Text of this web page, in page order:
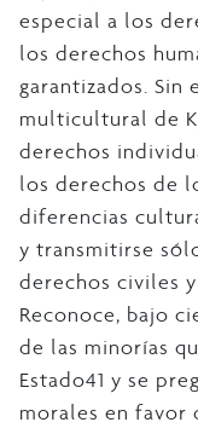
especial a los
los derechos
garantizados. Sin
multicultural de
derechos
los derechos de
diferencias
y transmitirse
derechos civiles
Reconoce, bajo
de las minorías
Estado41 y se
morales en favor